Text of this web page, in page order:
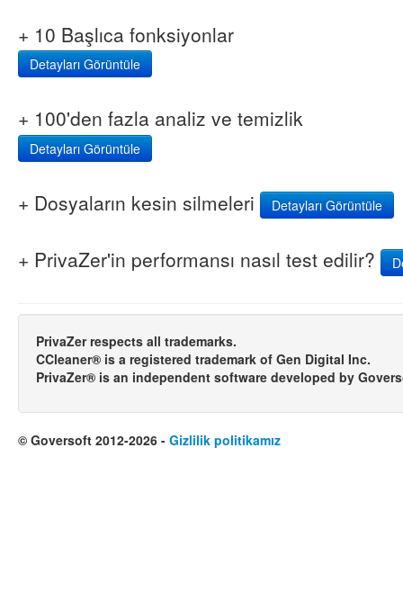
+ 10 Başlıca fonksiyonlar
Detayları Görüntüle
+ 100'den fazla analiz ve temizlik
Detayları Görüntüle
+ Dosyaların kesin silmeleri Detayları Görüntüle
+ PrivaZer'in performansı nasıl test edilir?
PrivaZer respects all trademarks.
CCleaner® is a registered trademark of Gen Digital Inc.
PrivaZer® is an independent software developed by
© Goversoft 2012-2026 - Gizlilik politikamız